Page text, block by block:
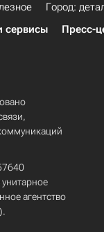
Город:
сервисы Пресс-
агентство